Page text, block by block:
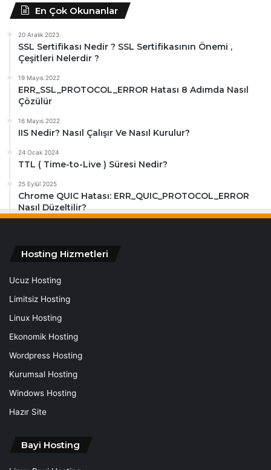
En Çok Okunanlar
20 Aralık 2023
SSL Sertifikası Nedir ? SSL Sertifikasının Önemi ,
Çeşitleri Nelerdir ?
19 Mayıs 2022
ERR_SSL_PROTOCOL_ERROR Hatası 8 Adımda Nasıl
Çözülür
16 Mayıs 2022
IIS Nedir? Nasıl Çalışır Ve Nasıl Kurulur?
24 Ocak 2024
TTL ( Time-to-Live ) Süresi Nedir?
25 Eylül 2025
Chrome QUIC Hatası: ERR_QUIC_PROTOCOL_ERROR
Nasıl Düzeltilir?
Hosting Hizmetleri
Ucuz Hosting
Limitsiz Hosting
Linux Hosting
Ekonomik Hosting
Wordpress Hosting
Kurumsal Hosting
Windows Hosting
Hazır Site
Bayi Hosting